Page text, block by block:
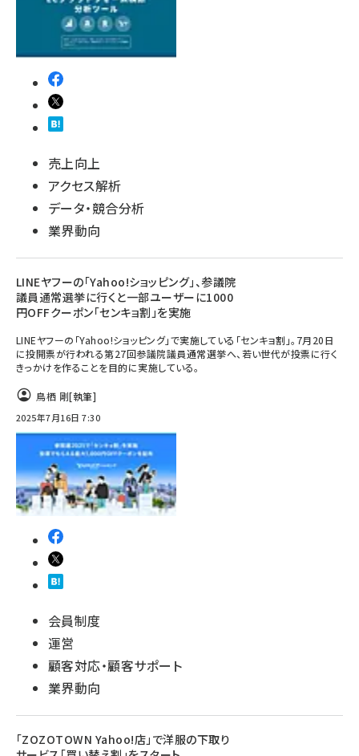
売上向上
アクセス解析
データ・競合分析
業界動向
LINEヤフーの「Yahoo!ショッピング」、参議院
議員通常選挙に行くと一部ユーザーに1000
円OFFクーポン「センキョ割」を実施
LINEヤフーの「Yahoo!ショッピング」で実施している「センキョ割」。7月20日
に投開票が行われる第27回参議院議員通常選挙へ、若い世代が投票に行く
きっかけを作ることを目的に実施している。
鳥栖 剛[執筆]
2025年7月16日 7:30
会員制度
運営
顧客対応・顧客サポート
業界動向
「ZOZOTOWN Yahoo!店」で洋服の下取り